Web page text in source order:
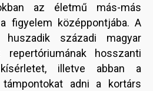
az életmű más-más
figyelem középpontjába. A
századi magyar
repertóriumának hosszanti
illetve abban a
támpontokat adni a kortárs